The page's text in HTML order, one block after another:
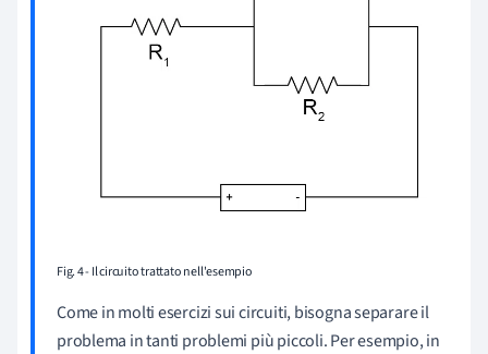
Fig. 4 - Il circuito trattato nell'esempio
Come in molti esercizi sui circuiti, bisogna separare il
problema in tanti problemi più piccoli. Per esempio, in